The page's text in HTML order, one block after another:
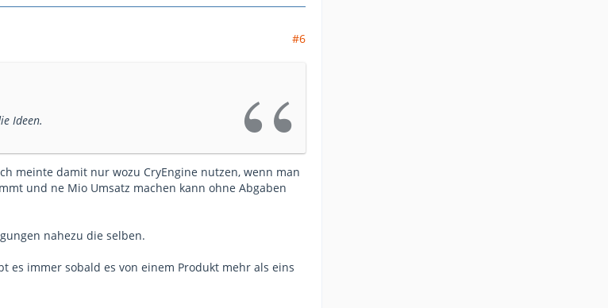
#6
Ideen.
meinte damit nur wozu CryEngine nutzen, wenn man
und ne Mio Umsatz machen kann ohne Abgaben
nahezu die selben.
es immer sobald es von einem Produkt mehr als eins